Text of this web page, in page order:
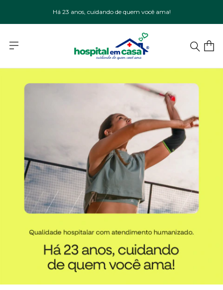
Há 23 anos, cuidando de quem você ama!